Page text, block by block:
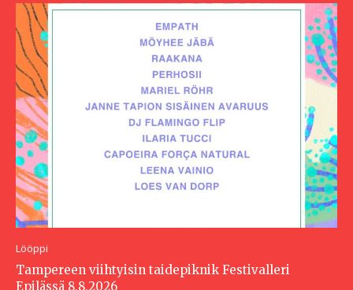
Lööppi
Tampereen viihtyisin taidepiknik Festivalleri
Epilässä 8.8.2026